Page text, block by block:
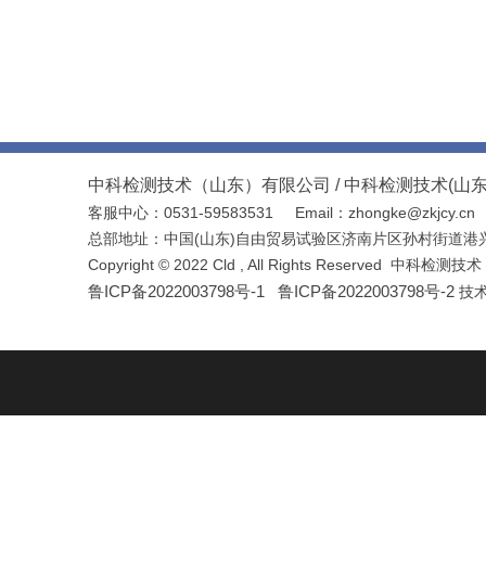
中科检测技术（山东）有限公司 / 中科检测技术(山
客服中心：0531-59583531 Email： zhongke@zkjcy.cn
总部地址 ： 中国(山东)自由贸易试验区济南片区孙村街道
Copyright © 2022 Cld , All Rights Reserved 中科检测技
鲁ICP备2022003798号-1 鲁ICP备2022003798号-2 技